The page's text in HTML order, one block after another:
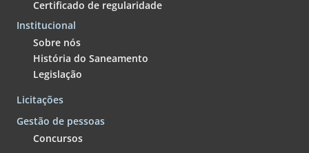
Certificado de regularidade
Institucional
Sobre nós
História do Saneamento
Legislação
Licitações
Gestão de pessoas
Concursos